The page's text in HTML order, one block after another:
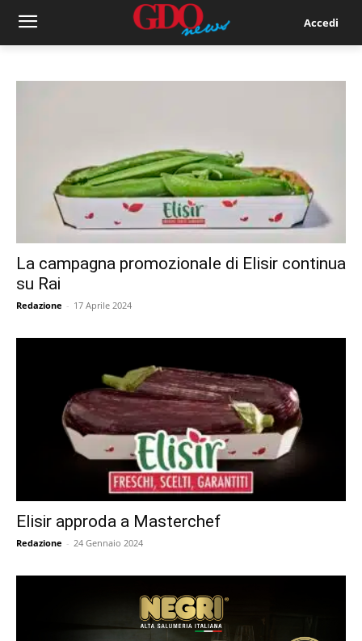
Accedi
La campagna promozionale di Elisir continua
su Rai
Redazione - 17 Aprile 2024
Elisir approda a Masterchef
Redazione - 24 Gennaio 2024